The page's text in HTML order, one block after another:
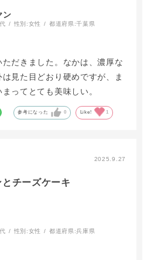
ン
性別:女性 都道府県:千葉県
ただきました。なかは、濃厚な
見た目どおり硬めですが、ま
ってとても美味しい。
参考になった 0 Like! 1
2025.9.27
チーズケーキ
性別:女性 都道府県:兵庫県